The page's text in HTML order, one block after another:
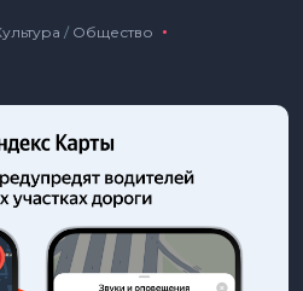
/ Общество